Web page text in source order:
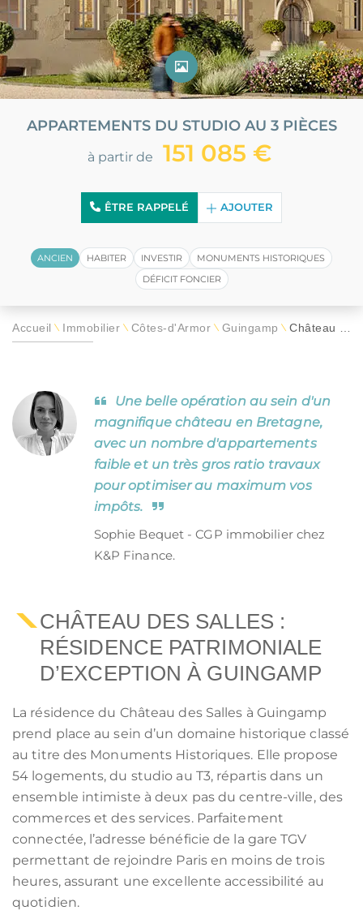
APPARTEMENTS DU STUDIO AU 3 PIÈCES
à partir de 151 085 €
ÊTRE RAPPELÉ AJOUTER
ANCIEN HABITER INVESTIR
MONUMENTS HISTORIQUES
DÉFICIT FONCIER
Accueil \ Immobilier \ Côtes-d'Armor \ Guingamp \ Château des Salles
Une belle opération au sein d'un
magnifique château en Bretagne,
avec un nombre d'appartements
faible et un très gros ratio travaux
pour optimiser au maximum vos
impôts.
Sophie Bequet - CGP immobilier chez
K&P Finance.
CHÂTEAU DES SALLES :
RÉSIDENCE PATRIMONIALE
D’EXCEPTION À GUINGAMP
La résidence du Château des Salles à Guingamp
prend place au sein d’un domaine historique classé
au titre des Monuments Historiques. Elle propose
54 logements, du studio au T3, répartis dans un
ensemble intimiste à deux pas du centre-ville, des
commerces et des services. Parfaitement
connectée, l’adresse bénéficie de la gare TGV
permettant de rejoindre Paris en moins de trois
heures, assurant une excellente accessibilité au
quotidien.